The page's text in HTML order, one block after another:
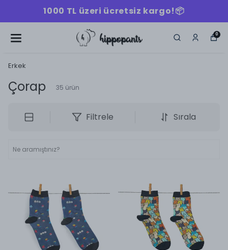
1000 TL üzeri ücretsiz kargo!📦
0
Erkek
Çorap 35 ürün
Filtrele Sırala